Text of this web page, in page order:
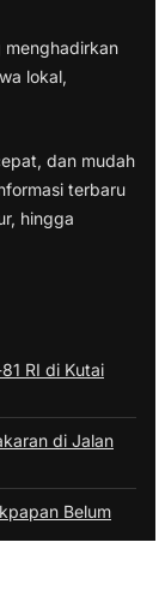
menghadirkan
lokal,
dan mudah
terbaru
hingga
RI di Kutai
di Jalan
Belum